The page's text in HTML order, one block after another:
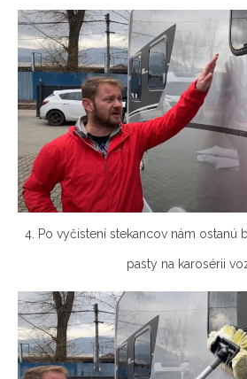
4. Po vyčistení stekancov nám ostanú
pasty na karosérii